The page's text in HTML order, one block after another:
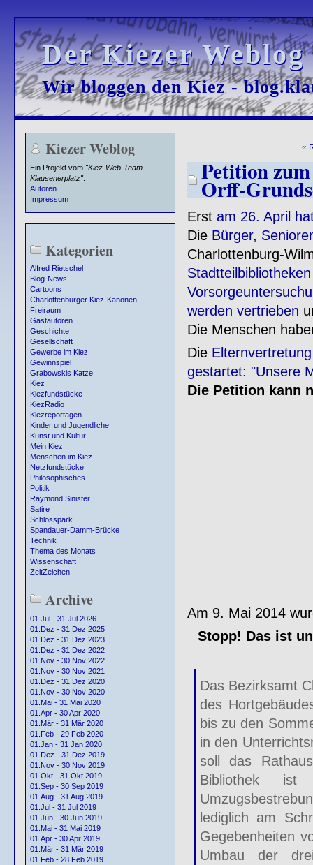
Der Kiezer
Der Kiezer
Wir bloggen den Kiez -
Wir bloggen den Kiez -
Kiezer Weblog
Ein Projekt vom "Kiez-Web-Team
Klausenerplatz".
Autoren
Impressum
Kategorien
Alfred Rietschel
Blog-News
Cartoons
Charlottenburger Kiez-Kanonen
Freiraum
Gastautoren
Geschichte
Gesellschaft
Gewerbe im Kiez
Gewinnspiel
Grabowskis Katze
Kiez
Kiezfundstücke
KiezRadio
Kiezreportagen
Kinder und Jugendliche
Kunst und Kultur
Mein Kiez
Menschen im Kiez
Netzfundstücke
Philosophisches
Politik
Raymond Sinister
Satire
Schlosspark
Spandauer-Damm-Brücke
Technik
Thema des Monats
Wissenschaft
ZeitZeichen
Archive
01.Jul - 31 Jul 2026
01.Dez - 31 Dez 2025
01.Dez - 31 Dez 2023
01.Dez - 31 Dez 2022
01.Nov - 30 Nov 2022
01.Nov - 30 Nov 2021
01.Dez - 31 Dez 2020
01.Nov - 30 Nov 2020
01.Mai - 31 Mai 2020
01.Apr - 30 Apr 2020
01.Mär - 31 Mär 2020
01.Feb - 29 Feb 2020
01.Jan - 31 Jan 2020
01.Dez - 31 Dez 2019
01.Nov - 30 Nov 2019
01.Okt - 31 Okt 2019
01.Sep - 30 Sep 2019
01.Aug - 31 Aug 2019
01.Jul - 31 Jul 2019
01.Jun - 30 Jun 2019
01.Mai - 31 Mai 2019
01.Apr - 30 Apr 2019
01.Mär - 31 Mär 2019
01.Feb - 28 Feb 2019
«
Petition
Orff-
Erst am 26. April
DieBürger,
Charlottenburg-
Stadtteilbibliotheken
werden vertrieben
Die Menschen
Die
gestartet: "Unsere
Die Petition kann
Am 9. Mai 2014
Stopp! Das ist
Das Bezirksamt
des
bis zu den
in den
soll das
Bibliothek ist
lediglich am
Gegebenheiten
Umbau der